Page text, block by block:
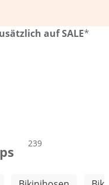
auf SALE*
Produkte
239